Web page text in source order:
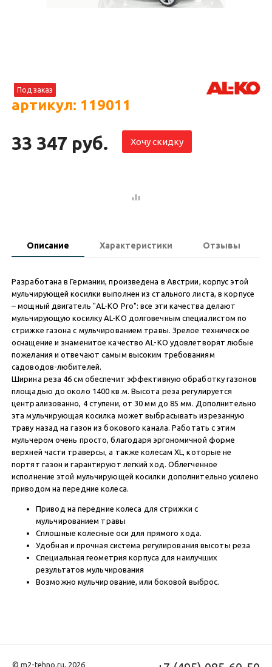
Под заказ
артикул: 119011
33 347 руб. Хочу скидку
Описание Характеристики Отзывы
Разработана в Германии, произведена в Австрии, корпус этой
мульчирующей косилки выполнен из стального листа, в корпусе
– мощный двигатель "AL-KO Pro": все эти качества делают
мульчирующую косилку AL-KO долговечным специалистом по
стрижке газона с мульчированием травы. Зрелое техническое
оснащение и знаменитое качество AL-KO удовлетворят любые
пожелания и отвечают самым высоким требованиям
садоводов-любителей.
Ширина реза 46 см обеспечит эффективную обработку газонов
площадью до около 1400 кв.м. Высота реза регулируется
централизованно, 4 ступени, от 30 мм до 85 мм. Дополнительно
эта мульчирующая косилка может выбрасывать изрезанную
траву назад на газон из бокового канала. Работать с этим
мульчером очень просто, благодаря эргономичной форме
верхней части траверсы, а также колесам XL, которые не
портят газон и гарантируют легкий ход. Облегченное
исполнение этой мульчирующей косилки дополнительно усилено
приводом на передние колеса.
Привод на передние колеса для стрижки с
мульчированием травы
Сплошные колесные оси для прямого хода.
Удобная и прочная система регулирования высоты реза
Специальная геометрия корпуса для наилучших
результатов мульчирования
Возможно мульчирование, или боковой выброс.
© m2-tehno.ru, 2026